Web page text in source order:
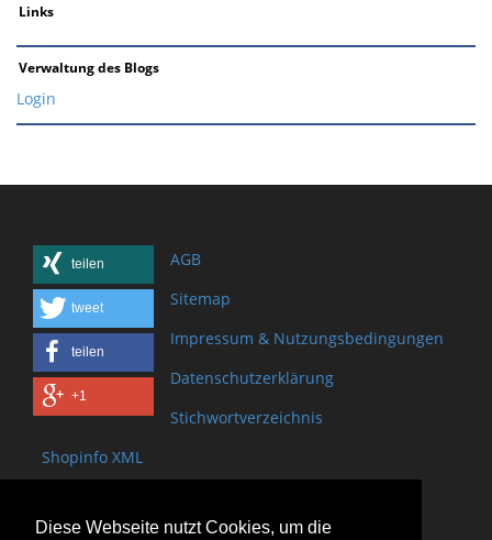
Diese Webseite nutzt Cookies, um die
Links
Verwaltung des Blogs
Login
teilen
tweet
teilen
+1
AGB
Sitemap
Impressum & Nutzungsbedingungen
Datenschutzerklärung
Stichwortverzeichnis
Shopinfo XML